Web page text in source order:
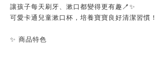
讓孩子每天刷牙、漱口都變得更有趣🪥✨
可愛卡通兒童漱口杯，培養寶寶良好清潔習慣！
✨ 商品特色